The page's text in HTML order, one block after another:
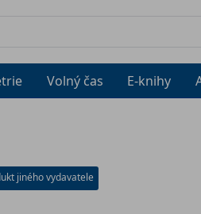
Volný čas E-knihy
jiného vydavatele